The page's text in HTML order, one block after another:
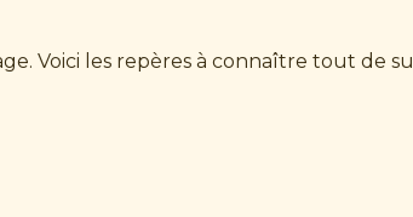
Voici les repères à connaître tout de